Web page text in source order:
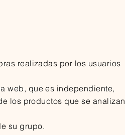
realizadas por los usuarios
web, que es independiente,
los productos que se analizan
su grupo.